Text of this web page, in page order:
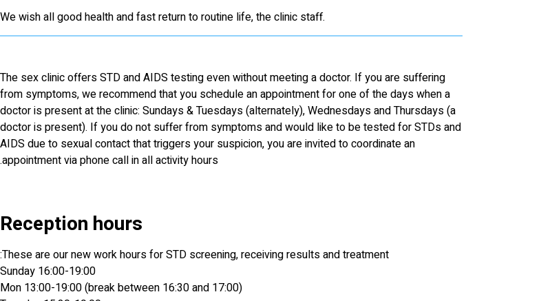
We wish all good health and fast return to routine life, the clinic staff.
The sex clinic offers STD and AIDS testing even without meeting a doctor. If you are suffering
from symptoms, we recommend that you schedule an appointment for one of the days when a
doctor is present at the clinic: Sundays & Tuesdays (alternately), Wednesdays and Thursdays (a
doctor is present). If you do not suffer from symptoms and would like to be tested for STDs and
AIDS due to sexual contact that triggers your suspicion, you are invited to coordinate an
appointment via phone call in all activity hours.
Reception hours
These are our new work hours for STD screening, receiving results and treatment:
Sunday 16:00-19:00
Mon 13:00-19:00 (break between 16:30 and 17:00)